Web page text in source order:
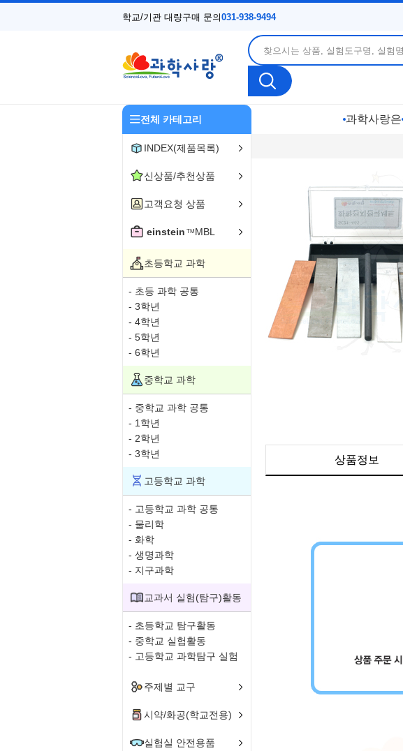
학교/기관 대량구매 문의031-938-9494
전체 카테고리
INDEX(제품목록)
신상품/추천상품
고객요청 상품
einstein TM MBL
초등학교 과학
- 초등 과학 공통
- 3학년
- 4학년
- 5학년
- 6학년
중학교 과학
- 중학교 과학 공통
- 1학년
- 2학년
- 3학년
고등학교 과학
- 고등학교 과학 공통
- 물리학
- 화학
- 생명과학
- 지구과학
교과서 실험(탐구)활동
- 초등학교 탐구활동
- 중학교 실험활동
- 고등학교 과학탐구 실험
주제별 교구
시약/화공(학교전용)
실험실 안전용품
과학사랑은
상품정보